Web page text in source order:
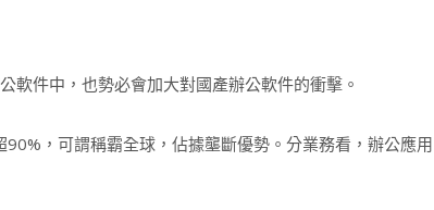
件中，也勢必會加大對國產辦公軟件的衝擊。
，可謂稱霸全球，佔據壟斷優勢。分業務看，辦公應用